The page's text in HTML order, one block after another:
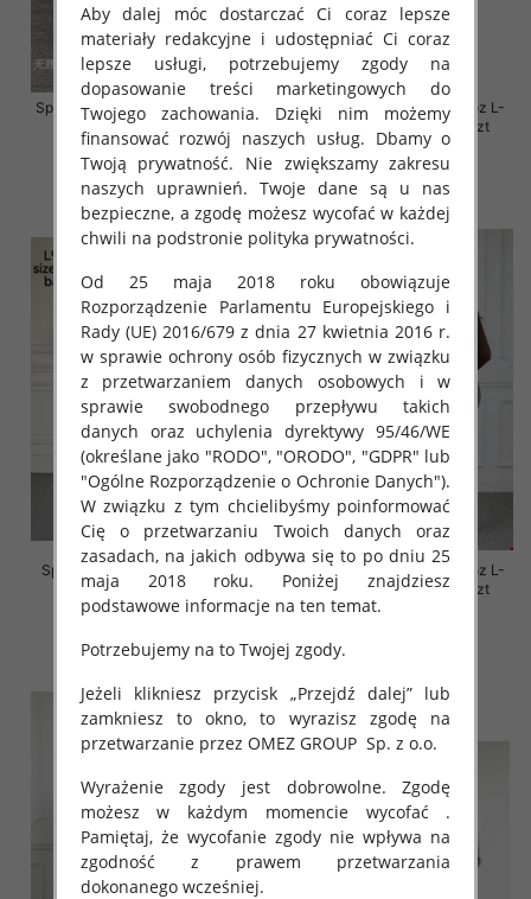
Spodnie damskie jeansy Roz 30-
38, 1 Kolor Paczka 10 szt
57.00 zł
szczegóły
Spodnie damskie jeansy Roz L-
4XL, 1 Kolor Paczka 12 szt
54.00 zł
szczegóły
Spodnie damskie jeansy Roz L-
4XL, 1 Kolor Paczka 12 szt
szczegóły
Spodnie damskie jeansy Roz L-
4XL, 1 Kolor Paczka 12 szt
Aby dalej móc dostarczać Ci coraz lepsze
materiały redakcyjne i udostępniać Ci coraz
lepsze usługi, potrzebujemy zgody na
dopasowanie treści marketingowych do
Twojego zachowania. Dzięki nim możemy
finansować rozwój naszych usług. Dbamy o
Twoją prywatność. Nie zwiększamy zakresu
naszych uprawnień. Twoje dane są u nas
bezpieczne, a zgodę możesz wycofać w każdej
chwili na podstronie polityka prywatności.
Od 25 maja 2018 roku obowiązuje
Rozporządzenie Parlamentu Europejskiego i
Rady (UE) 2016/679 z dnia 27 kwietnia 2016 r.
w sprawie ochrony osób fizycznych w związku
z przetwarzaniem danych osobowych i w
sprawie swobodnego przepływu takich
danych oraz uchylenia dyrektywy 95/46/WE
(określane jako "RODO", "ORODO", "GDPR" lub
"Ogólne Rozporządzenie o Ochronie Danych").
W związku z tym chcielibyśmy poinformować
Cię o przetwarzaniu Twoich danych oraz
zasadach, na jakich odbywa się to po dniu 25
maja 2018 roku. Poniżej znajdziesz
podstawowe informacje na ten temat.
Potrzebujemy na to Twojej zgody.
Jeżeli klikniesz przycisk „Przejdź dalej” lub
zamkniesz to okno, to wyrazisz zgodę na
przetwarzanie przez OMEZ GROUP Sp. z o.o.
Wyrażenie zgody jest dobrowolne. Zgodę
możesz w każdym momencie wycofać .
Pamiętaj, że wycofanie zgody nie wpływa na
zgodność z prawem przetwarzania
dokonanego wcześniej.